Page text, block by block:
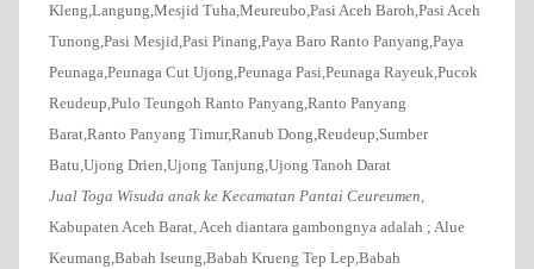
Kleng,Langung,Mesjid Tuha,Meureubo,Pasi Aceh Baroh,Pasi Aceh
Tunong,Pasi Mesjid,Pasi Pinang,Paya Baro Ranto Panyang,Paya
Peunaga,Peunaga Cut Ujong,Peunaga Pasi,Peunaga Rayeuk,Pucok
Reudeup,Pulo Teungoh Ranto Panyang,Ranto Panyang
Barat,Ranto Panyang Timur,Ranub Dong,Reudeup,Sumber
Batu,Ujong Drien,Ujong Tanjung,Ujong Tanoh Darat
Jual Toga Wisuda anak ke Kecamatan Pantai Ceureumen,
Kabupaten Aceh Barat, Aceh diantara gambongnya adalah ; Alue
Keumang,Babah Iseung,Babah Krueng Tep Lep,Babah